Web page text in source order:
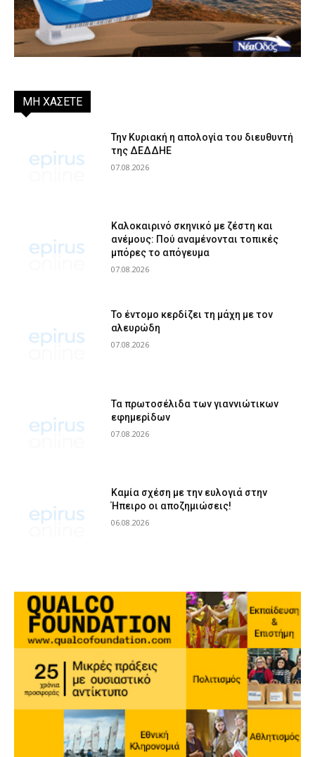
ΜΗ ΧΑΣΕΤΕ
Την Κυριακή η απολογία του διευθυντή
της ΔΕΔΔΗΕ
07.08.2026
Καλοκαιρινό σκηνικό με ζέστη και
ανέμους: Πού αναμένονται τοπικές
μπόρες το απόγευμα
07.08.2026
Το έντομο κερδίζει τη μάχη με τον
αλευρώδη
07.08.2026
Τα πρωτοσέλιδα των γιαννιώτικων
εφημερίδων
07.08.2026
Καμία σχέση με την ευλογιά στην
Ήπειρο οι αποζημιώσεις!
06.08.2026